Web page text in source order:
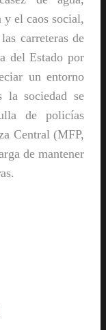
el caos social,
carreteras de
del Estado por
un entorno
la sociedad se
de policías
Central (MFP,
de mantener